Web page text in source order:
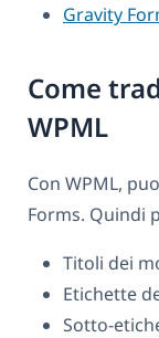
Gravity
Come
WPML
Con WPML,
Forms. Quindi
Titoli dei
Etichette
Sotto-